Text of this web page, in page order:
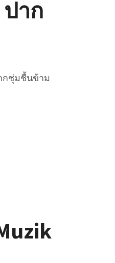
าก
กชุ่มชื้นข้าม